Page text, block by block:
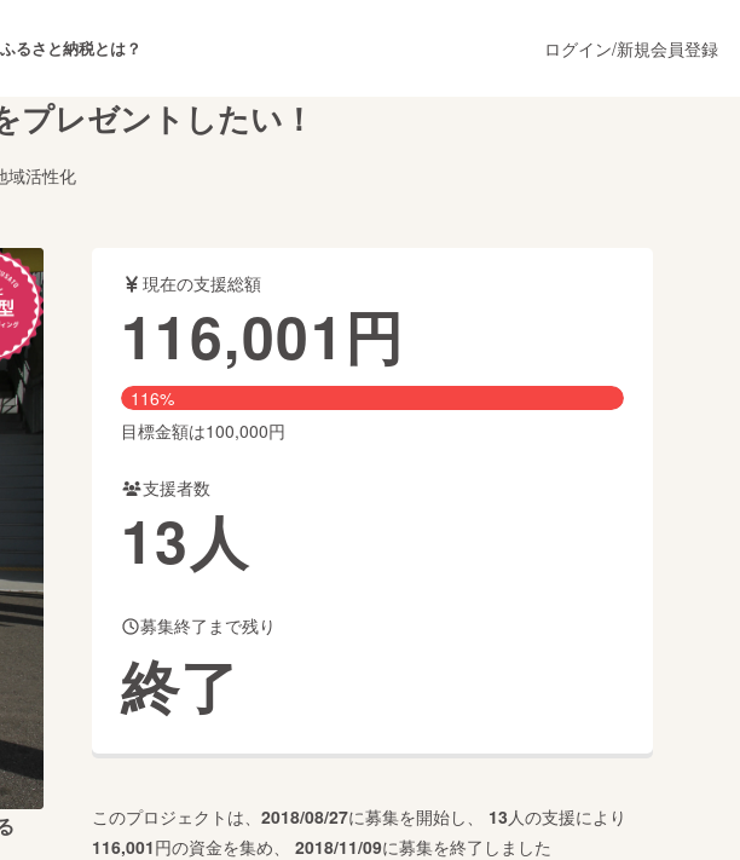
舞台・パフォーマンス
フード・飲食店 ファッション
アニメ・漫画
ビューティー・ヘルスケア
Creation
コミュニティ
るさと納税とは？ ログイン/新規会員登録
プレゼントしたい！
域活性化
現在の支援総額
116,001 円
116%
目標金額は100,000円
支援者数
13人
募集終了まで残り
終了
このプロジェクトは、 2018/08/27に募集を開始し、 13人の支援により
116,001円の資金を集め、 2018/11/09に募集を終了しました